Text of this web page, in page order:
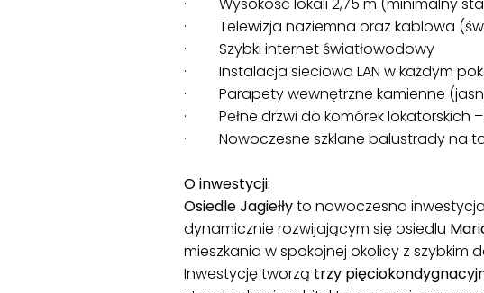
· Telewizja naziemna oraz kablowa
· Szybki internet światłowodowy
· Instalacja sieciowa LAN w każdym
· Parapety wewnętrzne kamienne
· Pełne drzwi do komórek lokatorskich
· Nowoczesne szklane balustrady na
O inwestycji:
Osiedle Jagiełłyto nowoczesna inwestycja
dynamicznie rozwijającym się osiedlu
mieszkania w spokojnej okolicy z szybkim
Inwestycję tworzą trzy